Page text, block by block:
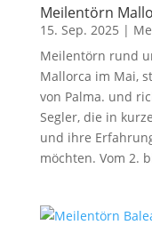
Meilentörn
15. Sep. 2025 |
Meilentörn rund
Mallorca im Mai,
von Palma. und
Segler, die in
und ihre
möchten. Vom 2.